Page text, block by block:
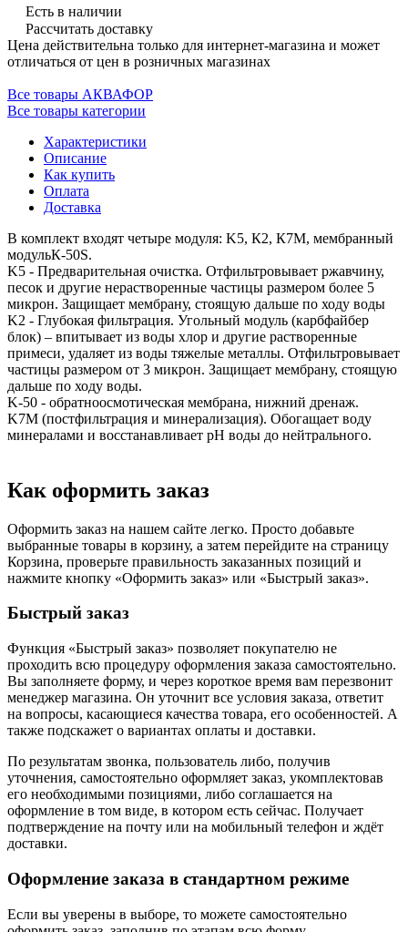
Есть в наличии
Рассчитать доставку
Цена действительна только для интернет-магазина и может
отличаться от цен в розничных магазинах
Все товары АКВАФОР
Все товары категории
Характеристики
Описание
Как купить
Оплата
Доставка
В комплект входят четыре модуля: K5, К2, К7M, мембранный
модульК-50S.
K5 - Предварительная очистка. Отфильтровывает ржавчину,
песок и другие нерастворенные частицы размером более 5
микрон. Защищает мембрану, стоящую дальше по ходу воды
K2 - Глубокая фильтрация. Угольный модуль (карбфайбер
блок) – впитывает из воды хлор и другие растворенные
примеси, удаляет из воды тяжелые металлы. Отфильтровывает
частицы размером от 3 микрон. Защищает мембрану, стоящую
дальше по ходу воды.
K-50 - обратноосмотическая мембрана, нижний дренаж.
K7M (постфильтрация и минерализация). Обогащает воду
минералами и восстанавливает pH воды до нейтрального.
Как оформить заказ
Оформить заказ на нашем сайте легко. Просто добавьте
выбранные товары в корзину, а затем перейдите на страницу
Корзина, проверьте правильность заказанных позиций и
нажмите кнопку «Оформить заказ» или «Быстрый заказ».
Быстрый заказ
Функция «Быстрый заказ» позволяет покупателю не
проходить всю процедуру оформления заказа самостоятельно.
Вы заполняете форму, и через короткое время вам перезвонит
менеджер магазина. Он уточнит все условия заказа, ответит
на вопросы, касающиеся качества товара, его особенностей. А
также подскажет о вариантах оплаты и доставки.
По результатам звонка, пользователь либо, получив
уточнения, самостоятельно оформляет заказ, укомплектовав
его необходимыми позициями, либо соглашается на
оформление в том виде, в котором есть сейчас. Получает
подтверждение на почту или на мобильный телефон и ждёт
доставки.
Оформление заказа в стандартном режиме
Если вы уверены в выборе, то можете самостоятельно